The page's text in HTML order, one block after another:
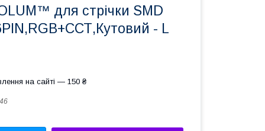
для стрічки SMD
- L
на сайті — 150 ₴